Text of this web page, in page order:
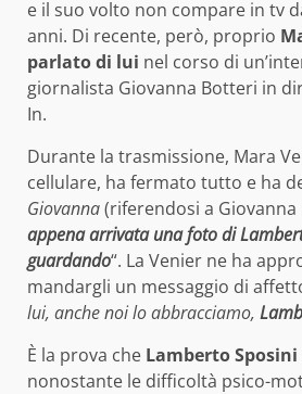
e il suo volto non compare in tv
anni. Di recente, però, proprio
parlato di lui nel corso di
giornalista Giovanna Botteri in
In.
Durante la trasmissione, Mara
cellulare, ha fermato tutto e ha
Giovanna(riferendosi a
appena arrivata una foto di
guardando“. La Venier ne ha
mandargli un messaggio di
lui, anche noi lo abbracciamo,
È la prova che Lamberto
nonostante le difficoltà psico-